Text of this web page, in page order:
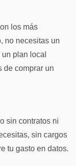
los más
no necesitas un
plan local
de comprar un
sin contratos ni
sin cargos
tu gasto en datos.